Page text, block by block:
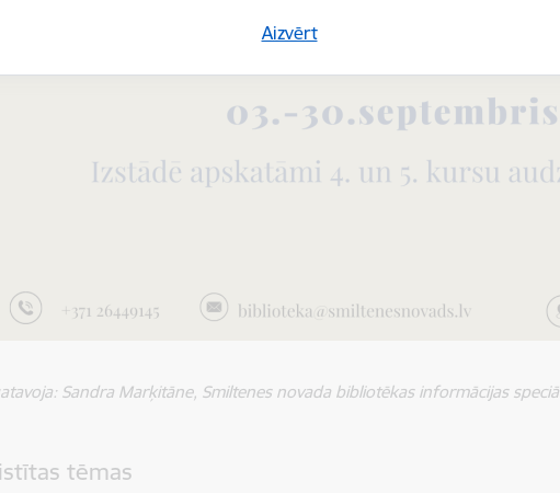
Aizvērt
Sandra Marķitāne, Smiltenes novada bibliotēkas informācijas
tēmas